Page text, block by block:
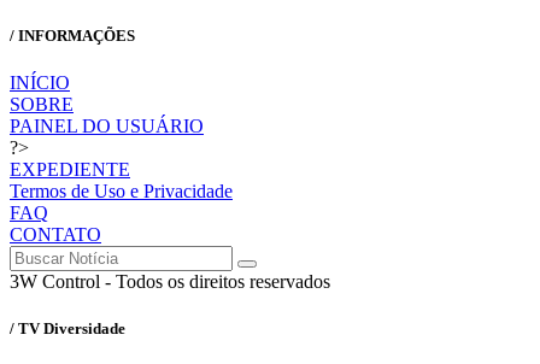
/ INFORMAÇÕES
INÍCIO
SOBRE
PAINEL DO USUÁRIO
?>
EXPEDIENTE
Termos de Uso e Privacidade
FAQ
CONTATO
3W Control - Todos os direitos reservados
/ TV Diversidade